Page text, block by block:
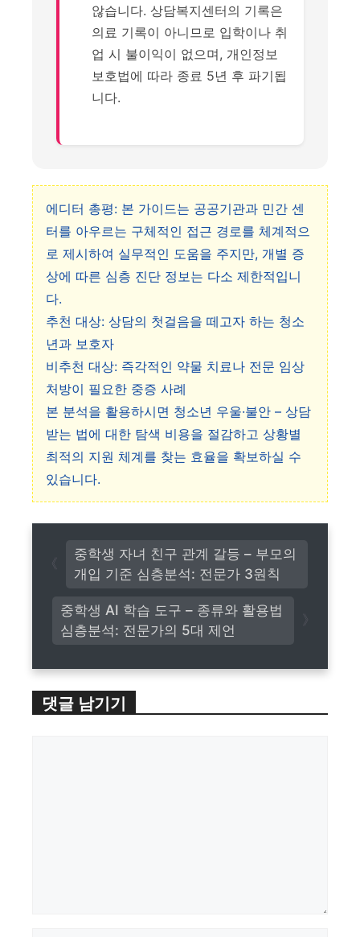
않습니다. 상담복지센터의 기록은
의료 기록이 아니므로 입학이나 취
업 시 불이익이 없으며, 개인정보
보호법에 따라 종료 5년 후 파기됩
니다.
에디터 총평: 본 가이드는 공공기관과 민간 센
터를 아우르는 구체적인 접근 경로를 체계적으
로 제시하여 실무적인 도움을 주지만, 개별 증
상에 따른 심층 진단 정보는 다소 제한적입니
다.
추천 대상: 상담의 첫걸음을 떼고자 하는 청소
년과 보호자
비추천 대상: 즉각적인 약물 치료나 전문 임상
처방이 필요한 중증 사례
본 분석을 활용하시면 청소년 우울·불안 – 상담
받는 법에 대한 탐색 비용을 절감하고 상황별
최적의 지원 체계를 찾는 효율을 확보하실 수
있습니다.
중학생 AI 학습 도구 – 종류와 활용법
심층분석: 전문가의 5대 제언
중학생 자녀 친구 관계 갈등 – 부모의
개입 기준 심층분석: 전문가 3원칙
댓글 남기기